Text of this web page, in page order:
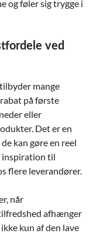
og føler sig trygge i
ved
mange
på første
eller
Det er en
kan gøre en reel
inspiration til
flere leverandører.
når
afhænger
kun af den lave